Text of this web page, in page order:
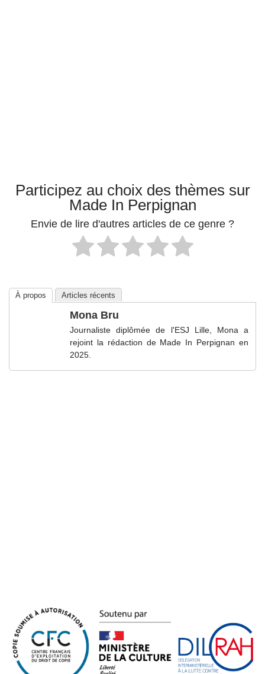
Participez au choix des thèmes sur
Made In Perpignan
Envie de lire d'autres articles de ce genre ?
À propos Articles récents
Mona Bru
Journaliste diplômée de l'ESJ Lille, Mona a
rejoint la rédaction de Made In Perpignan en
2025.